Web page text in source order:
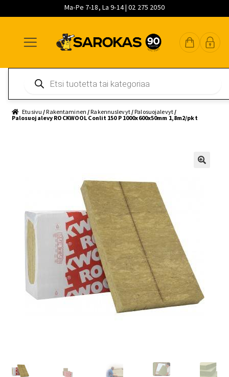
Ma-Pe 7-18, La 9-14 | 02 275 2050
navigointiin
sisältöön
pääsisältöön
search
Etusivu /Rakentaminen /Rakennuslevyt/Palosuojalevyt/
Palosuojalevy ROCKWOOL Conlit 150 P 1000x600x50mm 1,8m2/pkt